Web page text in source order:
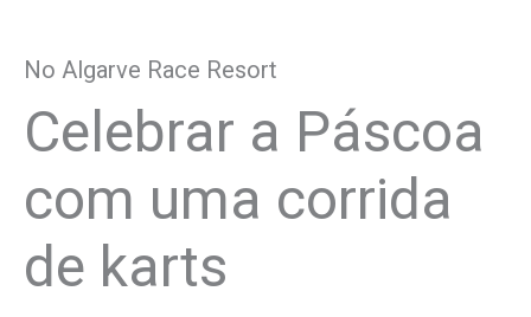
No Algarve Race Resort
Celebrar a Páscoa
com uma corrida
de karts